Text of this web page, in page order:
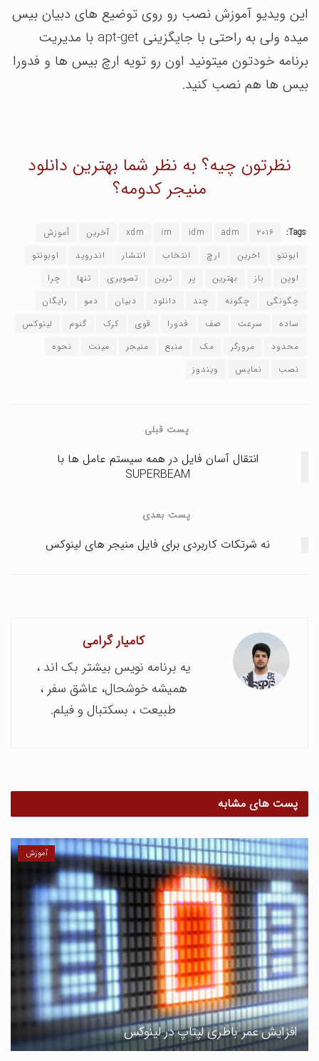
این ویدیو آموزش نصب رو روی توضیع های دبیان بیس
میده ولی به راحتی با جایگزینی apt-get با مدیریت
برنامه خودتون میتونید اون رو تویه ارچ بیس ها و فدورا
بیس ها هم نصب کنید.
نظرتون چیه؟ به نظر شما بهترین دانلود
منیجر کدومه؟
Tags: ۲۰۱۶ adm
idm
im
xdm آخرین
أموزش
ابونتو
اخرین ارچ انتخاب انتشار اندروید
اوبونتو
اوپن
باز بهترین پر ترین تصویری تنها
چرا
چگونگی
چگونه چند دانلود دبیان دمو
رایگان
ساده
سرعت صف فدورا قوی کرک گنوم
لینوکس
محدود
مرورگر مک منبع منیجر مینت
نحوه
نصب
نمایس ویندوز
پست قبلی
انتقال آسان فایل در همه سیستم عامل ها با
SUPERBEAM
پست بعدی
نه شرتکات کاربردی برای فایل منیجر های لینوکس
کامیار گرامی
یه برنامه نویس بیشتر بک اند ،
همیشه خوشحال، عاشق سفر ،
طبیعت ، بسکتبال و فیلم.
پست های مشابه
آموزش
افزایش عمر باطری لپتاپ در لینوکس